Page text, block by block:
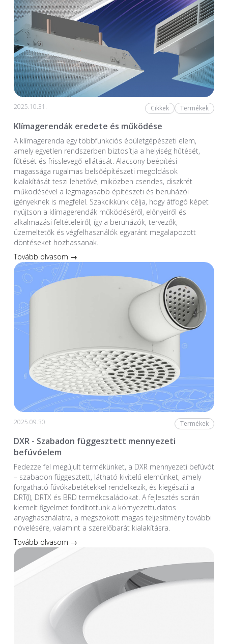
2025.10.31. Cikkek Termékek
Klímagerendák eredete és működése
A klímagerenda egy többfunkciós épületgépészeti elem,
amely egyetlen rendszerben biztosítja a helyiség hűtését,
fűtését és frisslevegő-ellátását. Alacsony beépítési
magassága rugalmas belsőépítészeti megoldások
kialakítását teszi lehetővé, miközben csendes, diszkrét
működésével a legmagasabb építészeti és beruházói
igényeknek is megfelel. Szakcikkünk célja, hogy átfogó képet
nyújtson a klímagerendák működéséről, előnyeiről és
alkalmazási feltételeiről, így a beruházók, tervezők,
üzemeltetők és végfelhasználók egyaránt megalapozott
döntéseket hozhassanak.
Tovább olvasom →
2025.09.30. Termékek
DXR - Szabadon függesztett mennyezeti
befúvóelem
Fedezze fel megújult termékünket, a DXR mennyezeti befúvót
– szabadon függesztett, látható kivitelű elemünket, amely
forgatható fúvókabetétekkel rendelkezik, és kiegészíti a
DRT(I), DRTX és BRD termékcsaládokat. A fejlesztés során
kiemelt figyelmet fordítottunk a környezettudatos
anyaghasználatra, a megszokott magas teljesítmény további
növelésére, valamint a szerelőbarát kialakításra.
Tovább olvasom →